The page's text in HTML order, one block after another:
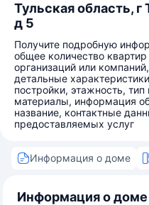
Тульская область,
д 5
Получите подробную
общее количество
организаций или
детальные
постройки, этажность,
материалы, информация
название, контактные
предоставляемых услуг
Информация о доме
Информация о доме